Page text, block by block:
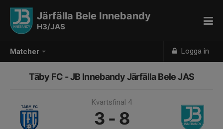
Matcher Logga in
Järfälla Bele Innebandy
H3/JAS
Täby FC - JB Innebandy Järfälla Bele JAS
Kvartsfinal 4
3 - 8